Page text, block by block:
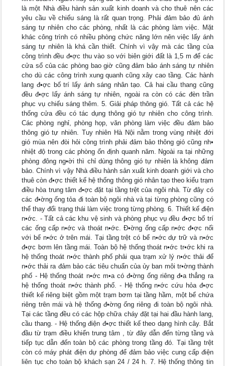
là một Nhà điều hành sản xuất kinh doanh và cho thuê nên các
yêu cầu về chiếu sáng là rất quan trọng. Phải đảm bảo đủ ánh
sáng tự nhiên cho các phòng, nhất là các phòng làm việc. Mặt
khác công trình có nhiều phòng chức năng lớn nên việc lấy ánh
sáng tự nhiên là khá cần thiết. Chính vì vậy mà các tầng của
công trình đều đ•ợc thu vào so với biên giới đất là 1,5 m để các
cửa sổ của các phòng bao giờ cũng đảm bảo ánh sáng tự nhiên
cho dù các công trình xung quanh cũng xây cao tầng. Các hành
lang đ•ợc bố trí lấy ánh sáng nhân tạo. Cả hai cầu thang cũng
đều đ•ợc lấy ánh sáng tự nhiên, ngoài ra còn có các đèn trần
phục vụ chiếu sáng thêm. 5. Giải pháp thông gió. Tất cả các hệ
thống cửa đều có tác dụng thông gió tự nhiên cho công trình.
Các phòng nghỉ, phòng họp, văn phòng làm việc đều đảm bảo
thông gió tự nhiên. Tuy nhiên Hà Nội nằm trong vùng nhiệt đới
gió mùa nên đòi hỏi công trình phải đảm bảo thông gió cũng nh•
nhiệt độ trong các phòng ổn định quanh năm. Ngoài ra tại những
phòng đông ng•ời thì chỉ dùng thông gió tự nhiên là không đảm
bảo. Chính vì vậy Nhà điều hành sản xuất kinh doanh giới và cho
thuê còn đ•ợc thiết kế hệ thống thông gió nhân tạo theo kiểu trạm
điều hòa trung tâm đ•ợc đặt tại tầng trệt của ngôi nhà. Từ đây có
các đ•ờng ống tỏa đi toàn bộ ngôi nhà và tại từng phòng cũng có
thể thay đổi trạng thái làm việc trong từng phòng. 6. Thiết kế điện
n•ớc. - Tất cả các khu vệ sinh và phòng phục vụ đều đ•ợc bố trí
các ống cấp n•ớc và thoát n•ớc. Đ•ờng ống cấp n•ớc đ•ợc nối
với bể n•ớc ở trên mái. Tại tầng trệt có bể n•ớc dự trữ và n•ớc
đ•ợc bơm lên tầng mái. Toàn bộ hệ thống thoát n•ớc tr•ớc khi ra
hệ thống thoát n•ớc thành phố phải qua trạm xử lý n•ớc thải để
n•ớc thải ra đảm bảo các tiêu chuẩn của ủy ban môi tr•ờng thành
phố - Hệ thống thoát n•ớc m•a có đ•ờng ống riêng đ•a thẳng ra
hệ thống thoát n•ớc thành phố. - Hệ thống n•ớc cứu hỏa đ•ợc
thiết kế riêng biệt gồm một trạm bơm tại tầng hầm, một bể chứa
riêng trên mái và hệ thống đ•ờng ống riêng đi toàn bộ ngôi nhà.
Tại các tầng đều có các hộp chữa cháy đặt tại hai đầu hành lang,
cầu thang. - Hệ thống điện đ•ợc thiết kế theo dạng hình cây. Bắt
đầu từ trạm điều khiển trung tâm , từ đây dẫn đến từng tầng và
tiếp tục dẫn đến toàn bộ các phòng trong tầng đó. Tại tầng trệt
còn có máy phát điện dự phòng để đảm bảo việc cung cấp điện
liên tục cho toàn bộ khách sạn 24 / 24 h. 7. Hệ thống thông tin